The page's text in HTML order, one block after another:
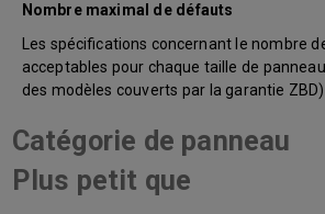
Nombre maximal de défauts
Les spécifications concernant le nombre
acceptables pour chaque taille de
des modèles couverts par la garantie
Catégorie de panneau
Plus petit que